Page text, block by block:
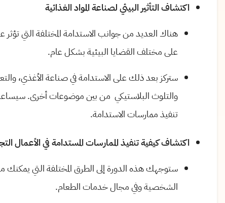
اكتشاف التأثير البيئي لصناعة المواد الغذائية
هناك العديد من جوانب الاستدامة المختلفة التي تؤثر
على مختلف القضايا البيئية بشكل عام.
ستركز بعد ذلك على الاستدامة في صناعة الأغذي،
والتلوث البلاستيكي من بين موضوعات أخرى.
تنفيذ ممارسات الاستدامة.
اكتشاف كيفية تنفيذ الممارسات المستدامة في الأعمال
ستوجهك هذه الدورة إلى الطرق المختلفة التي يمكنك
الشخصية وفي مجال خدمات الطعام.